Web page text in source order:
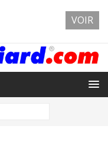
VOIR